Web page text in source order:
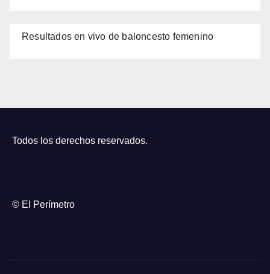
Resultados en vivo de baloncesto femenino
Todos los derechos reservados.
© El Perímetro